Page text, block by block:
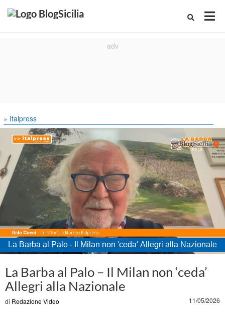
» Italpress
La Barba al Palo - Il Milan non 'ceda' Allegri alla Nazionale
Unmute Loaded:
La Barba al Palo – Il Milan non ‘ceda’
Allegri alla Nazionale
di Redazione Video 11/05/2026